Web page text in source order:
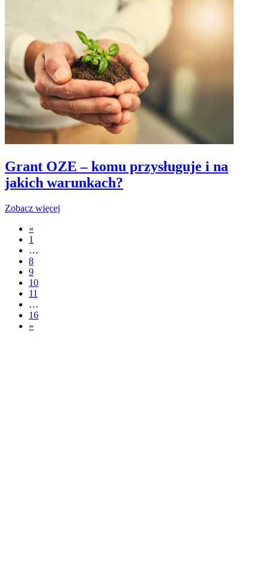
Grant OZE – komu przysługuje i na
jakich warunkach?
Zobacz więcej
«
1
…
8
9
10
11
…
16
»